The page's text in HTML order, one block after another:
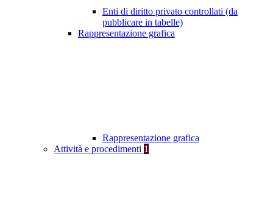
Enti di diritto privato controllati (da
pubblicare in tabelle)
Rappresentazione grafica
Rappresentazione grafica
Attività e procedimenti 1